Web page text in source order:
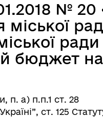
№ 20
міської
ради
бюджет
п. а) п.п.1 ст. 28
ст. 125